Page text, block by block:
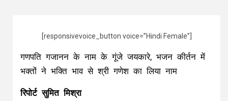
[responsivevoice_button voice=”Hindi Female”]
गणपति गजानन के नाम के गूंजे जयकारे, भजन कीर्तन में
भक्तों ने भक्ति भाव से श्री गणेश का लिया नाम
रिपोर्ट सुमित मिश्रा